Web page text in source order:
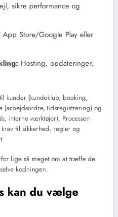
sikre performance og
App Store/Google Play eller
Hosting, opdateringer,
kunder (kundeklub, booking,
(arbejdsordre, tidsregistrering) og
interne værktøjer). Processen
til sikkerhed, regler og
lige så meget om at træffe de
kodningen.
kan du vælge